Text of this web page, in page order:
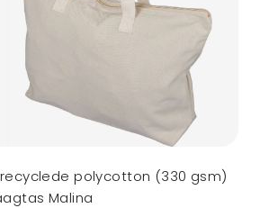
polycotton (330 gsm)
Malina